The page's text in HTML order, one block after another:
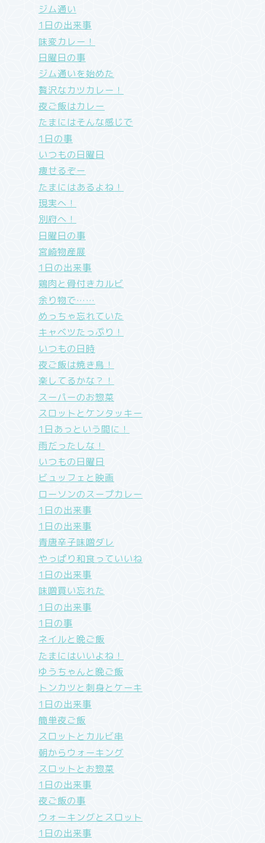
ジム通い
1日の出来事
味変カレー！
日曜日の事
ジム通いを始めた
贅沢なカツカレー！
夜ご飯はカレー
たまにはそんな感じで
1日の事
いつもの日曜日
痩せるぞー
たまにはあるよね！
現実へ！
別府へ！
日曜日の事
宮崎物産展
1日の出来事
鶏肉と骨付きカルビ
余り物で……
めっちゃ忘れていた
キャベツたっぷり！
いつもの日時
夜ご飯は焼き鳥！
楽してるかな？！
スーパーのお惣菜
スロットとケンタッキー
1日あっという間に！
雨だったしな！
いつもの日曜日
ビュッフェと映画
ローソンのスープカレー
1日の出来事
1日の出来事
青唐辛子味噌ダレ
やっぱり和食っていいね
1日の出来事
味噌買い忘れた
1日の出来事
1日の事
ネイルと晩ご飯
たまにはいいよね！
ゆうちゃんと晩ご飯
トンカツと刺身とケーキ
1日の出来事
簡単夜ご飯
スロットとカルビ串
朝からウォーキング
スロットとお惣菜
1日の出来事
夜ご飯の事
ウォーキングとスロット
1日の出来事